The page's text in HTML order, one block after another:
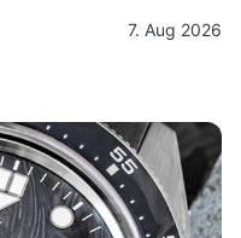
7. Aug 2026